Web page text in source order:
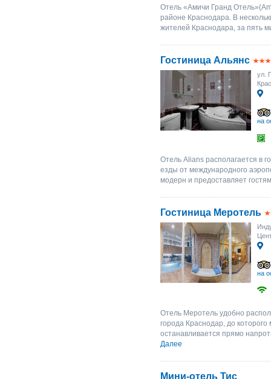
Отель «Амичи Гранд
районе Краснодара. В
жителей Краснодара, за пять
Гостиница Альянс
ул.
на
Отель Alians располагается в
езды от международного
модерн и предоставляет
Гостиница Меротель
на
Отель Меротель удобно
города Краснодар, до
останавливается прямо
Далее
Мини-отель Тис